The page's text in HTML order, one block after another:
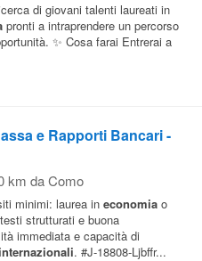
di giovani talenti laureati in
pronti a intraprendere un percorso
✨ Cosa farai Entrerai a
e Rapporti Bancari -
km da Como
minimi: laurea in economia o
strutturati e buona
immediata e capacità di
. #J-18808-Ljbffr...